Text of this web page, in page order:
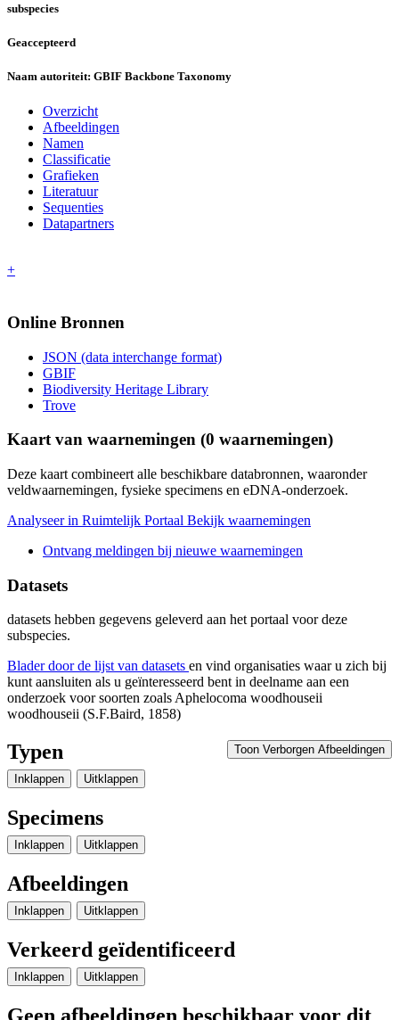
subspecies
Geaccepteerd
Naam autoriteit: GBIF Backbone Taxonomy
Overzicht
Afbeeldingen
Namen
Classificatie
Grafieken
Literatuur
Sequenties
Datapartners
+
Online Bronnen
JSON (data interchange format)
GBIF
Biodiversity Heritage Library
Trove
Kaart van waarnemingen (0 waarnemingen)
Deze kaart combineert alle beschikbare databronnen, waaronder
veldwaarnemingen, fysieke specimens en eDNA-onderzoek.
Analyseer in Ruimtelijk Portaal Bekijk waarnemingen
Ontvang meldingen bij nieuwe waarnemingen
Datasets
datasets hebben gegevens geleverd aan het portaal voor deze
subspecies.
Blader door de lijst van datasets en vind organisaties waar u zich bij
kunt aansluiten als u geïnteresseerd bent in deelname aan een
onderzoek voor soorten zoalsAphelocoma woodhouseii
woodhouseii (S.F.Baird, 1858)
Toon Verborgen Afbeeldingen
Typen
Inklappen Uitklappen
Specimens
Inklappen Uitklappen
Afbeeldingen
Inklappen Uitklappen
Verkeerd geïdentificeerd
Inklappen Uitklappen